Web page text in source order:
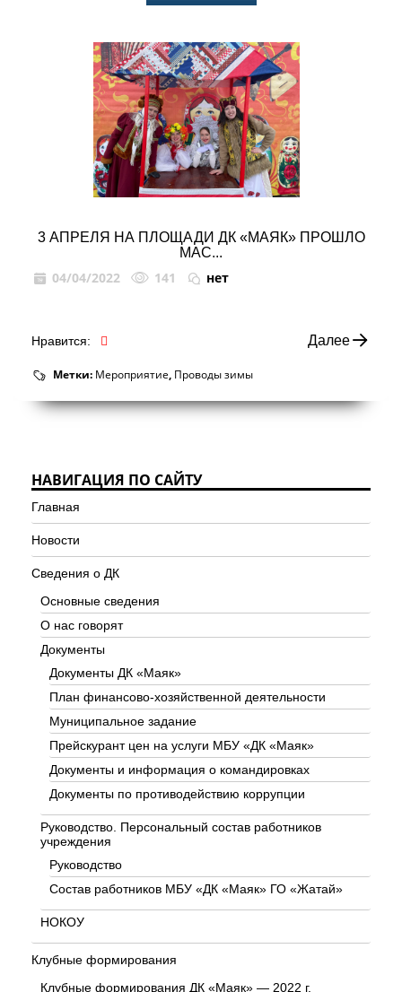
3 АПРЕЛЯ НА ПЛОЩАДИ ДК «МАЯК» ПРОШЛО
МАС...
04/04/2022 141 нет
Нравится: Далее
Метки: Мероприятие, Проводы зимы
НАВИГАЦИЯ ПО САЙТУ
Главная
Новости
Сведения о ДК
Основные сведения
О нас говорят
Документы
Документы ДК «Маяк»
План финансово-хозяйственной деятельности
Муниципальное задание
Прейскурант цен на услуги МБУ «ДК «Маяк»
Документы и информация о командировках
Документы по противодействию коррупции
Руководство. Персональный состав работников
учреждения
Руководство
Состав работников МБУ «ДК «Маяк» ГО «Жатай»
НОКОУ
Клубные формирования
Клубные формирования ДК «Маяк» — 2022 г.